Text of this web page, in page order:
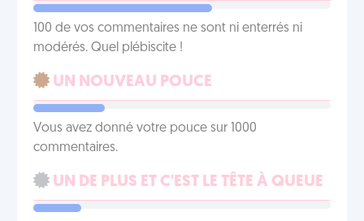
100 de vos commentaires ne sont ni enterrés ni
modérés. Quel plébiscite !
UN NOUVEAU POUCE
Vous avez donné votre pouce sur 1000
commentaires.
UN DE PLUS ET C'EST LE TÊTE À QUEUE